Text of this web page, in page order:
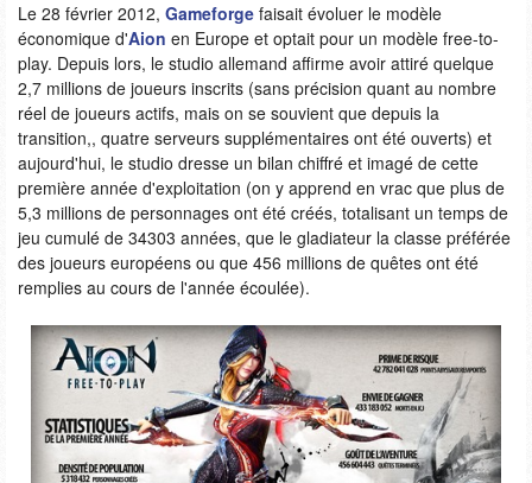
Le 28 février 2012, Gameforge faisait évoluer le modèle
économique d'Aion en Europe et optait pour un modèle free-to-
play. Depuis lors, le studio allemand affirme avoir attiré quelque
2,7 millions de joueurs inscrits (sans précision quant au nombre
réel de joueurs actifs, mais on se souvient que depuis la
transition,, quatre serveurs supplémentaires ont été ouverts) et
aujourd'hui, le studio dresse un bilan chiffré et imagé de cette
première année d'exploitation (on y apprend en vrac que plus de
5,3 millions de personnages ont été créés, totalisant un temps de
jeu cumulé de 34303 années, que le gladiateur la classe préférée
des joueurs européens ou que 456 millions de quêtes ont été
remplies au cours de l'année écoulée).